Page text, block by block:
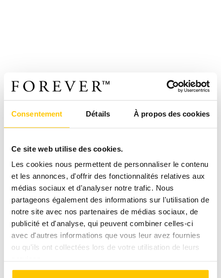
Consentement Détails À propos des cookies
Ce site web utilise des cookies.
Les cookies nous permettent de personnaliser le contenu
et les annonces, d'offrir des fonctionnalités relatives aux
médias sociaux et d'analyser notre trafic. Nous
partageons également des informations sur l'utilisation de
notre site avec nos partenaires de médias sociaux, de
publicité et d'analyse, qui peuvent combiner celles-ci
avec d'autres informations que vous leur avez fournies
ou qu'ils ont collectées lors de votre utilisation de leurs